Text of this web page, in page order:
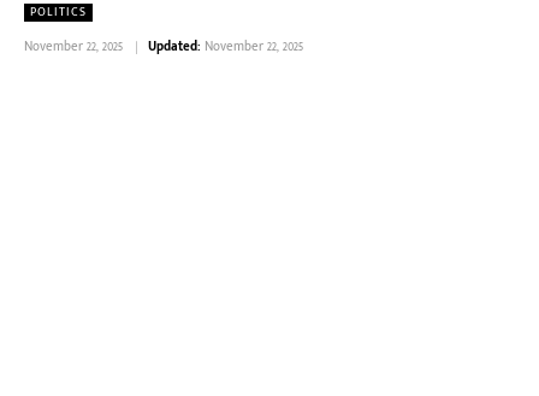
POLITICS
November 22, 2025 Updated: November 22, 2025